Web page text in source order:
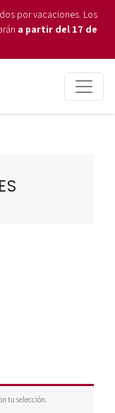
por vacaciones. Los
a partir del 17 de
tu selección.